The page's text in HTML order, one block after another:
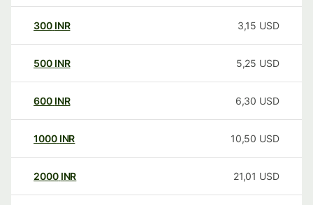
300 INR 3,15 USD
500 INR 5,25 USD
600 INR 6,30 USD
1000 INR 10,50 USD
2000 INR 21,01 USD